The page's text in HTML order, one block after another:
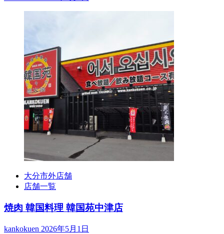
大分市外店舗
店舗一覧
焼肉 韓国料理 韓国苑中津店
kankokuen 2026年5月1日